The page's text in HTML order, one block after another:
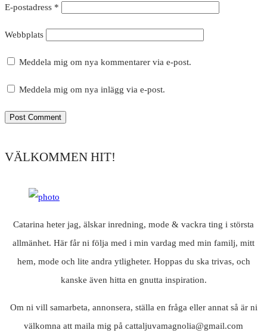
E-postadress *
Webbplats
Meddela mig om nya kommentarer via e-post.
Meddela mig om nya inlägg via e-post.
VÄLKOMMEN HIT!
Catarina heter jag, älskar inredning, mode & vackra ting i största
allmänhet. Här får ni följa med i min vardag med min familj, mitt
hem, mode och lite andra ytligheter. Hoppas du ska trivas, och
kanske även hitta en gnutta inspiration.
Om ni vill samarbeta, annonsera, ställa en fråga eller annat så är ni
välkomna att maila mig på cattaljuvamagnolia@gmail.com